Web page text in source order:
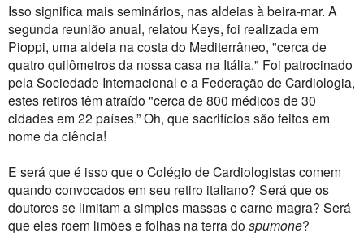
Isso significa mais seminários, nas aldeias à beira-mar. A
segunda reunião anual, relatou Keys, foi realizada em
Pioppi, uma aldeia na costa do Mediterrâneo, "cerca de
quatro quilômetros da nossa casa na Itália." Foi patrocinado
pela Sociedade Internacional e a Federação de Cardiologia,
estes retiros têm atraído "cerca de 800 médicos de 30
cidades em 22 países.” Oh, que sacrifícios são feitos em
nome da ciência!
E será que é isso que o Colégio de Cardiologistas comem
quando convocados em seu retiro italiano? Será que os
doutores se limitam a simples massas e carne magra? Será
que eles roem limões e folhas na terra do spumone?